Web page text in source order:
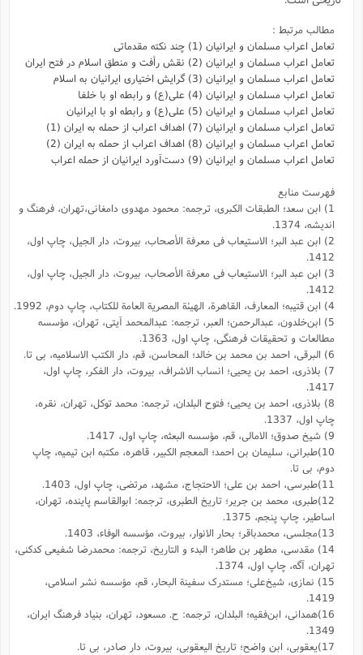
مطالب مرتبط :
تعامل اعراب مسلمان و ایرانیان (1) چند نکته مقدماتی
تعامل اعراب مسلمان و ایرانیان (2) نقش رأفت و منطق اسلام در فتح ایران
تعامل اعراب مسلمان و ایرانیان (3) گرایش اختیاری ایرانیان به اسلام
تعامل اعراب مسلمان و ایرانیان (4) علی(ع) و رابطه او با خلفا
تعامل اعراب مسلمان و ایرانیان (5) علی(ع) و رابطه‌ او با ایرانیان
تعامل اعراب مسلمان و ایرانیان (7) اهداف اعراب از حمله به ایران (1)
تعامل اعراب مسلمان و ایرانیان (8) اهداف اعراب از حمله به ایران (2)
تعامل اعراب مسلمان و ایرانیان (9) دست‌آورد ایرانیان از حمله اعراب
فهرست منابع
1) ابن سعد؛ الطبقات الکبری، ترجمه: محمود مهدوی دامغانی،تهران، فرهنگ و
اندیشه، 1374.
2) ابن عبد البر؛ الاستیعاب فى معرفة الأصحاب، بیروت، دار الجیل، چاپ اول،
1412.
3) ابن عبد البر؛ الاستیعاب فى معرفة الأصحاب، بیروت، دار الجیل، چاپ اول،
1412.
4) ابن قتیبه؛ المعارف، القاهرة، الهیئة المصریة العامة للکتاب، چاپ دوم، 1992.
5) ابن‌خلدون، عبدالرحمن؛ العبر، ترجمه: عبد‌المحمد آیتی، تهران، مؤسسه
مطالعات و تحقیقات فرهنگی، چاپ اول، 1363.
6) البرقی، احمد بن محمد بن خالد؛ المحاسن،‌ قم،‌ دار الکتب الاسلامیه، بی تا.
7) بلاذری، احمد بن یحیی؛ انساب الاشراف، بیروت، دار الفکر، چاپ اول،
1417.
8) بلاذری، احمد بن یحیی؛ فتوح البلدان، ترجمه: محمد توکل، تهران، نقره،
چاپ اول، 1337.
9) شیخ صدوق؛ الامالی، قم، مؤسسه البعثه، چاپ اول، 1417.
10)طبرانی، سلیمان بن احمد؛ المعجم الکبیر، قاهره، مکتبه ابن تیمیه، چاپ
دوم، بی تا.
11)طبرسی، احمد بن علی؛ الاحتجاج، مشهد، مرتضی، چاپ اول، 1403.
12)طبری، محمد بن جریر؛ تاریخ الطبری، ترجمه: ابوالقاسم پاینده، تهران،
اساطیر، چاپ پنجم، 1375.
13)مجلسی، محمدباقر؛ بحار الانوار، بیروت، مؤسسه الوفاء، 1403.
14) مقدسى، مطهر بن طاهر؛ البدء و التاریخ، ترجمه: محمد‌رضا شفیعى کدکنى،
تهران، آگه، چاپ اول، 1374.
15) نمازی، شیخ‌علی؛ مستدرک سفینة البحار، قم، مؤسسه نشر اسلامی،
1419.
16)همدانی، ابن‌فقیه؛ البلدان، ترجمه: ح. مسعود، تهران، بنیاد فرهنگ ایران،
1349.
17)یعقوبى، ابن واضح؛ تاریخ الیعقوبى، بیروت، دار صادر، بی تا.